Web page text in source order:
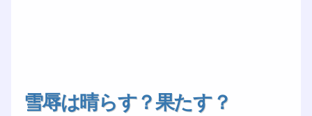
雪辱は晴らす？果たす？